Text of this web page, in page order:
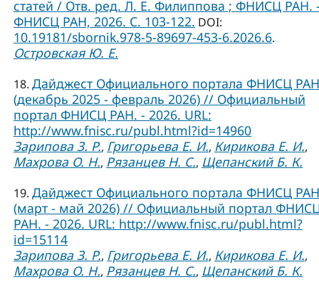
статей / Отв. ред. Л. Е. Филиппова ; ФНИСЦ РАН.
ФНИСЦ РАН, 2026. C. 103-122. DOI:
10.19181/sbornik.978-5-89697-453-6.2026.6.
Островская Ю. Е.
18. Дайджест Официального портала ФНИСЦ РАН
(декабрь 2025 - февраль 2026) // Официальный
портал ФНИСЦ РАН. - 2026. URL:
http://www.fnisc.ru/publ.html?id=14960
Зарипова З. Р., Григорьева Е. И., Кирикова Е. И.,
Махрова О. Н., Рязанцев Н. С., Щепанский Б. К.
19. Дайджест Официального портала ФНИСЦ РАН
(март - май 2026) // Официальный портал
РАН. - 2026. URL: http://www.fnisc.ru/publ.html?
id=15114
Зарипова З. Р., Григорьева Е. И., Кирикова Е. И.,
Махрова О. Н., Рязанцев Н. С., Щепанский Б. К.